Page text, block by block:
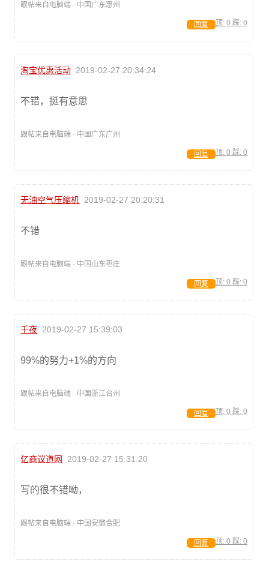
跟帖来自电脑端 · 中国广东惠州
顶: 0 踩: 0
回复
淘宝优惠活动 2019-02-27 20:34:24
不错，挺有意思
跟帖来自电脑端 · 中国广东广州
顶: 0 踩: 0
回复
无油空气压缩机 2019-02-27 20:20:31
不错
跟帖来自电脑端 · 中国山东枣庄
顶: 0 踩: 0
回复
千夜 2019-02-27 15:39:03
99%的努力+1%的方向
跟帖来自电脑端 · 中国浙江台州
顶: 0 踩: 0
回复
亿商议道网 2019-02-27 15:31:20
写的很不错呦，
跟帖来自电脑端 · 中国安徽合肥
顶: 0 踩: 0
回复